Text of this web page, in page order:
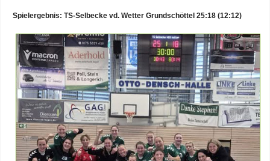
Spielergebnis: TS-Selbecke vd. Wetter Grundschöttel 25:18 (12:12)